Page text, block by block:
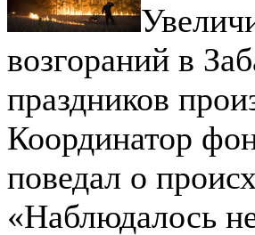
возгораний в
праздников
Координатор
поведал о
«Наблюдалось